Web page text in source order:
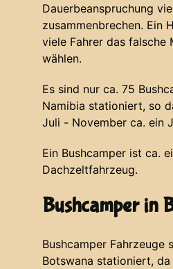
Dauerbeanspruchung
zusammenbrechen. Ein
viele Fahrer das falsche
wählen.
Es sind nur ca. 75
Namibia stationiert, so
Juli - November ca. ein
Ein Bushcamper ist ca.
Dachzeltfahrzeug.
Bushcamper in
Bushcamper Fahrzeuge
Botswana stationiert,